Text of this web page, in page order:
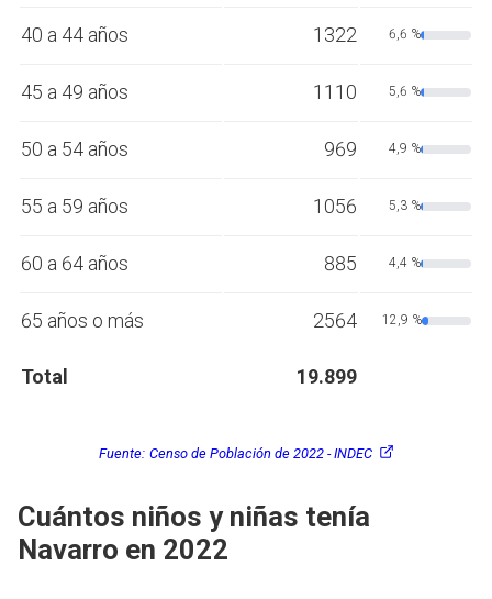
40 a 44 años 1322 6,6 %
45 a 49 años 1110 5,6 %
50 a 54 años 969 4,9 %
55 a 59 años 1056 5,3 %
60 a 64 años 885 4,4 %
65 años o más 2564 12,9 %
Total 19.899
Fuente: Censo de Población de 2022 - INDEC
Cuántos niños y niñas tenía
Navarro en 2022